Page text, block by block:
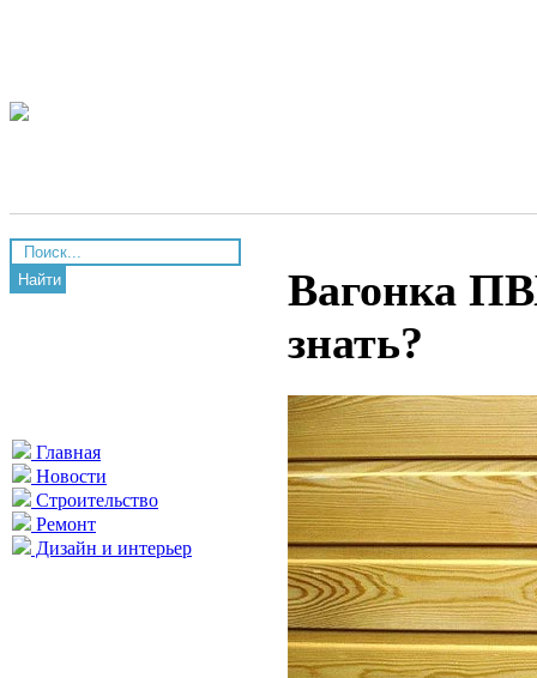
Найти
Главная
Новости
Строительство
Ремонт
Дизайн и интерьер
Вагонка
знать?